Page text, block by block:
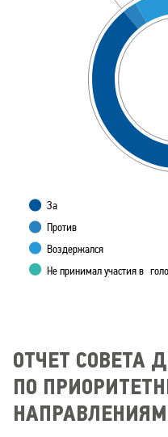
За
Против
Воздержался
Не принимал участия в го
ОТЧЕТ СОВЕТА
ПО